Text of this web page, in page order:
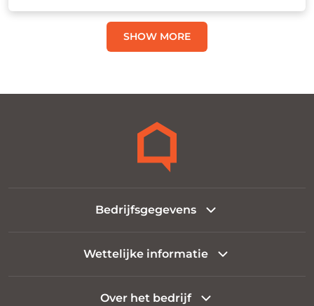
SHOW MORE
Bedrijfsgegevens
Wettelijke informatie
Over het bedrijf